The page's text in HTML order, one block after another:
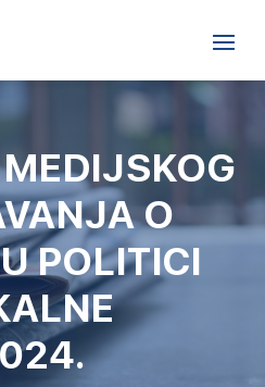
O
POLITICI